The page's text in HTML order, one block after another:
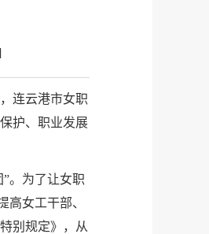
连云港市女职
护、职业发展
。为了让女职
高女工干部、
别规定》，从